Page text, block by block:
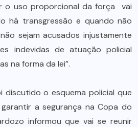
o uso proporcional da força vai
há transgressão e quando não
sejam acusados injustamente
indevidas de atuação policial
na forma da lei”.
discutido o esquema policial que
a segurança na Copa do
informou que vai se reunir